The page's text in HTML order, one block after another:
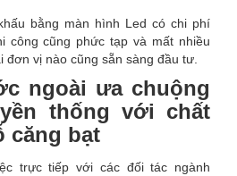
bằng màn hình Led có chi phí
công cũng phức tạp và mất nhiều
đơn vị nào cũng sẵn sàng đầu tư.
ngoài ưa chuộng
thống với chất
căng bạt
trực tiếp với các đối tác ngành